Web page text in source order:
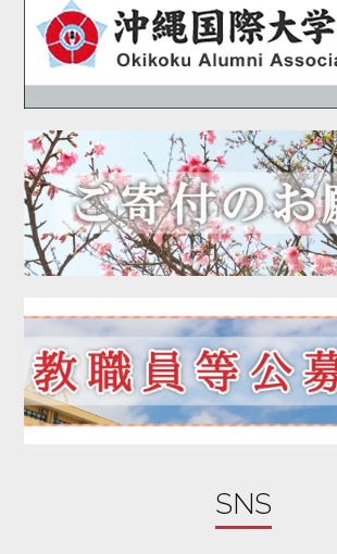
2020年09月
2020年08月
2020年07月
2020年06月
2020年05月
2020年04月
2020年03月
2020年01月
2019年12月
2019年11月
2019年10月
2019年09月
2019年08月
SNS